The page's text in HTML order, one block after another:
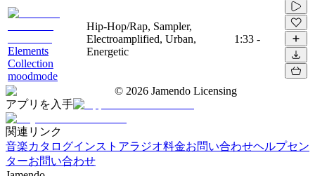
Elements
Collection
moodmode
Hip-Hop/Rap, Sampler,
Electroamplified, Urban,
Energetic
1:33 -
© 2026 Jamendo Licensing
アプリを入手
関連リンク
音楽カタログインストアラジオ料金お問い合わせヘルプセン
ターお問い合わせ